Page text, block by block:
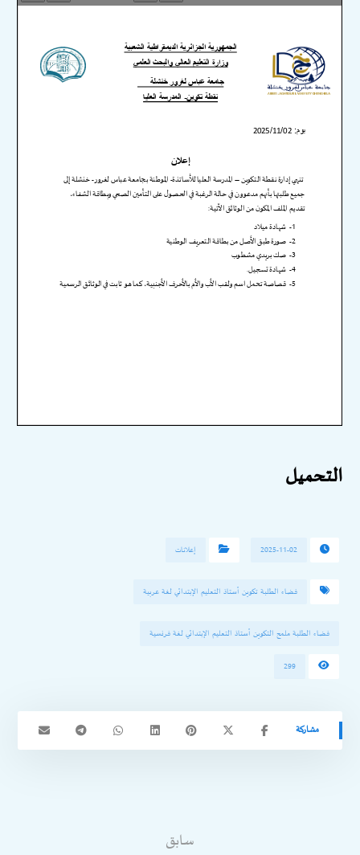
التحميل
2025-11-02 إعلانات
فضاء الطلبة تكوين أستاذ التعليم الإبتدائي لغة عربية
فضاء الطلبة ملمح التكوين أستاذ التعليم الإبتدائي لغة فرنسية
299
سابق